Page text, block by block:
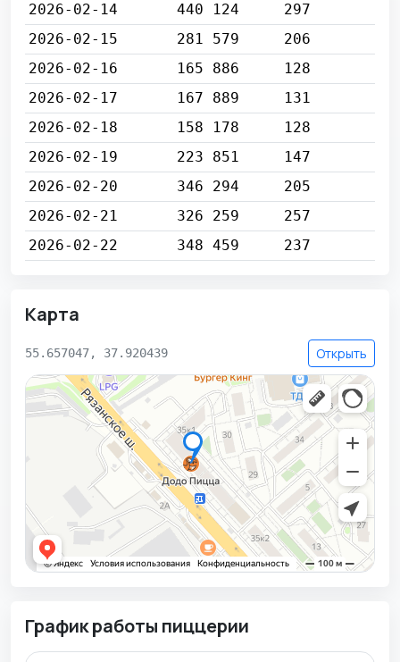
2026-02-14
440 124
297
2026-02-15
281 579
206
2026-02-16
165 886
128
2026-02-17
167 889
131
2026-02-18
158 178
128
2026-02-19
223 851
147
2026-02-20
346 294
205
2026-02-21
326 259
257
2026-02-22
348 459 237
Карта
55.657047, 37.920439 Открыть
График работы пиццерии